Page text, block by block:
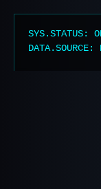
SYS.STATUS:
DATA.SOURCE: